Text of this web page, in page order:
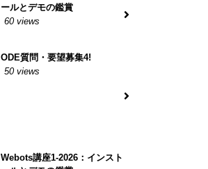
ールとデモの鑑賞
60 views
ODE質問・要望募集4!
50 views
Webots講座1-2026：インスト